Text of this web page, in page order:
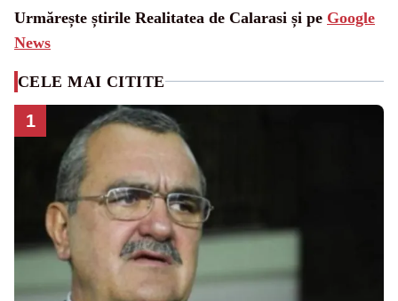
Urmărește știrile Realitatea de Calarasi și pe Google
News
CELE MAI CITITE
1